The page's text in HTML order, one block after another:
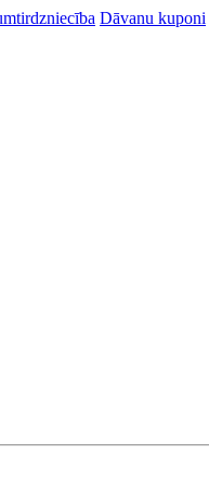
Dāvanu kuponi